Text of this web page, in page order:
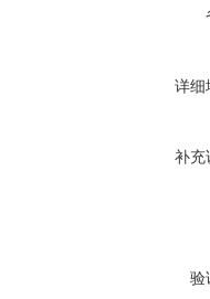
详细
补充
验